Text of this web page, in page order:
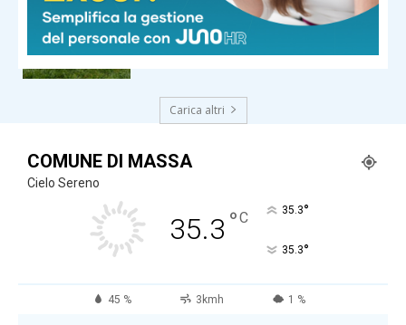
dalla Toscana
La composizione dei gironi di Serie D:
tutti i derby regionali del Girone E e le
avversarie di Pistoiese e Pontedera
Carica altri
COMUNE DI MASSA
Cielo Sereno
35.3 °C 35.3°
35.3°
45 % 3kmh 1 %